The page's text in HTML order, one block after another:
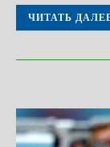
ЧИТАТЬ